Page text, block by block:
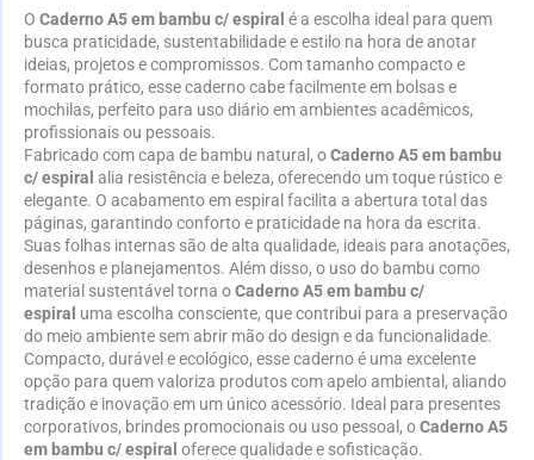
O Caderno A5 em bambu c/ espiral é a escolha ideal para quem
busca praticidade, sustentabilidade e estilo na hora de anotar
ideias, projetos e compromissos. Com tamanho compacto e
formato prático, esse caderno cabe facilmente em bolsas e
mochilas, perfeito para uso diário em ambientes acadêmicos,
profissionais ou pessoais.
Fabricado com capa de bambu natural, oCaderno A5 em bambu
c/ espiral alia resistência e beleza, oferecendo um toque rústico e
elegante. O acabamento em espiral facilita a abertura total das
páginas, garantindo conforto e praticidade na hora da escrita.
Suas folhas internas são de alta qualidade, ideais para anotações,
desenhos e planejamentos. Além disso, o uso do bambu como
material sustentável torna oCaderno A5 em bambu c/
espiral uma escolha consciente, que contribui para a preservação
do meio ambiente sem abrir mão do design e da funcionalidade.
Compacto, durável e ecológico, esse caderno é uma excelente
opção para quem valoriza produtos com apelo ambiental, aliando
tradição e inovação em um único acessório. Ideal para presentes
corporativos, brindes promocionais ou uso pessoal, oCaderno A5
em bambu c/ espiral oferece qualidade e sofisticação.